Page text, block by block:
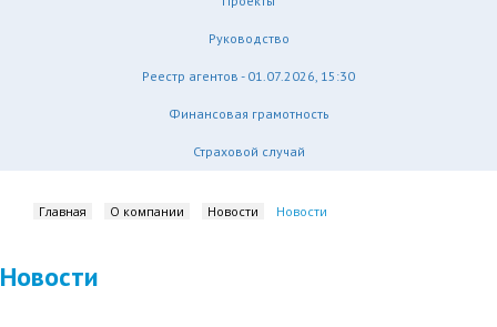
Руководство
Реестр агентов - 01.07.2026, 15:30
Финансовая грамотность
Страховой случай
Главная О компании Новости Новости
Новости